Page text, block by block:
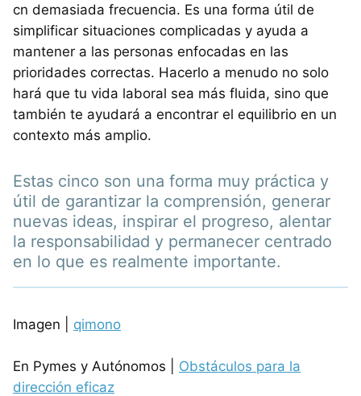
cn demasiada frecuencia. Es una forma útil de
simplificar situaciones complicadas y ayuda a
mantener a las personas enfocadas en las
prioridades correctas. Hacerlo a menudo no solo
hará que tu vida laboral sea más fluida, sino que
también te ayudará a encontrar el equilibrio en un
contexto más amplio.
Estas cinco son una forma muy práctica y
útil de garantizar la comprensión, generar
nuevas ideas, inspirar el progreso, alentar
la responsabilidad y permanecer centrado
en lo que es realmente importante.
Imagen | qimono
En Pymes y Autónomos | Obstáculos para la
dirección eficaz